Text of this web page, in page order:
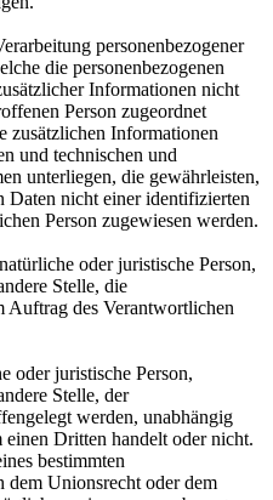
personenbezogener
die personenbezogenen
Informationen nicht
Person zugeordnet
zusätzlichen Informationen
und technischen und
unterliegen, die gewährleisten,
Daten nicht einer identifizierten
Person zugewiesen werden.
oder juristische Person,
Stelle, die
Auftrag des Verantwortlichen
oder juristische Person,
Stelle, der
werden, unabhängig
Dritten handelt oder nicht.
bestimmten
dem Unionsrecht oder dem